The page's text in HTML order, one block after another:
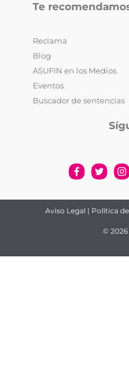
Te
Reclama
Blog
ASUFIN en los Medios
Eventos
Buscador de sentencias
Aviso Legal | Política
© 2026